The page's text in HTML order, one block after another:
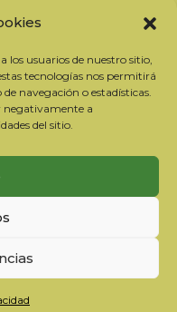
los usuarios de nuestro sitio,
tecnologías nos permitirá
navegación o estadísticas.
negativamente a
del sitio.
Maris